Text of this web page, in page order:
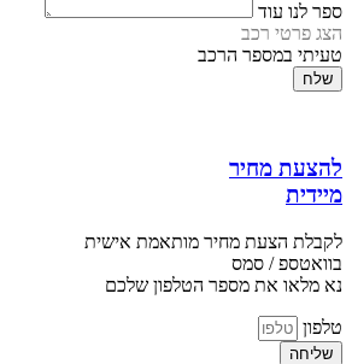
ספר לנו עוד
הצג פרטי רכב
טעיתי במספר הרכב
שלח
להצעת מחיר
מיידית
לקבלת הצעת מחיר מותאמת אישית
בוואטספ / סמס
נא מלאו את מספר הטלפון שלכם
טלפון
שליחה